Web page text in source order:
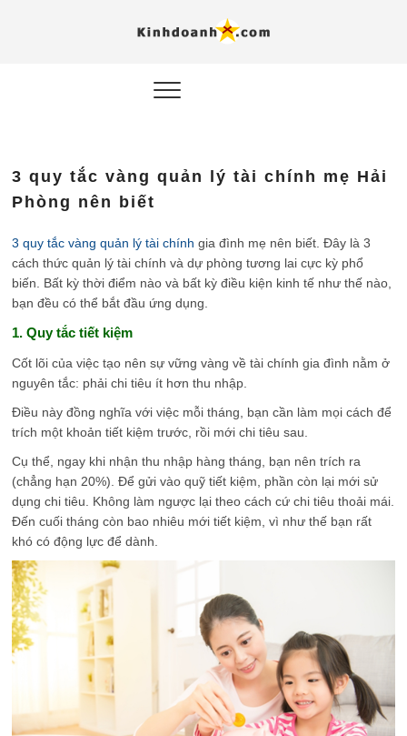
AI
3 quy tắc vàng quản lý tài chính mẹ Hải
Phòng nên biết
3 quy tắc vàng quản lý tài chính gia đình mẹ nên biết. Đây là 3
cách thức quản lý tài chính và dự phòng tương lai cực kỳ phổ
biến. Bất kỳ thời điểm nào và bất kỳ điều kiện kinh tế như thế nào,
bạn đều có thể bắt đầu ứng dụng.
1. Quy tắc tiết kiệm
Cốt lõi của việc tạo nên sự vững vàng về tài chính gia đình nằm ở
nguyên tắc: phải chi tiêu ít hơn thu nhập.
Điều này đồng nghĩa với việc mỗi tháng, bạn cần làm mọi cách để
trích một khoản tiết kiệm trước, rồi mới chi tiêu sau.
Cụ thể, ngay khi nhận thu nhập hàng tháng, bạn nên trích ra
(chẳng hạn 20%). Để gửi vào quỹ tiết kiệm, phần còn lại mới sử
dụng chi tiêu. Không làm ngược lại theo cách cứ chi tiêu thoải mái.
Đến cuối tháng còn bao nhiêu mới tiết kiệm, vì như thế bạn rất
khó có động lực để dành.